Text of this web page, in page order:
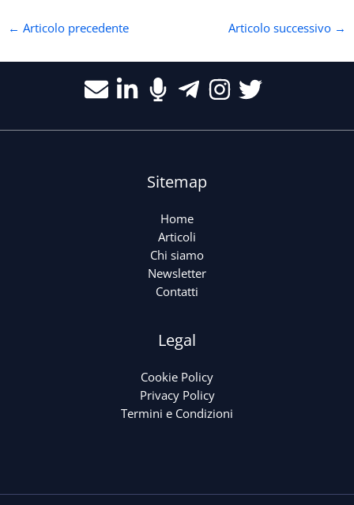
← Articolo precedente Articolo successivo →
Sitemap
Home
Articoli
Chi siamo
Newsletter
Contatti
Legal
Cookie Policy
Privacy Policy
Termini e Condizioni